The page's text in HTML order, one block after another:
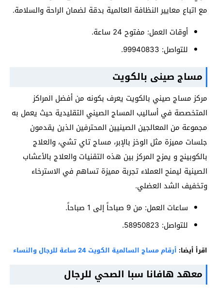
مع اتباع معايير النظافة العالمية بدقة لضمان الراحة والسلامة.
أوقات العمل: مفتوح 24 ساعة.
للتواصل: 99940833.
مساج صينى بالكويت
مركز مساج صيني بالكويت يعرف بكونه من أفضل المراكز
المتخصصة في أساليب المساج الصيني التقليدية حيث يعمل به
مجموعة من المعالجين الصينيين المحترفين الذين يقدمون
جلسات مميزة مثل الوخز بالإبر، مساج تاي تشي، والعلاج
بالكوبينج و يمزج المركز بين هذه التقنيات والعلاج بالأعشاب
الصينية ليمنح العملاء تجربة مميزة تساهم في الاسترخاء
وتخفيف الشد العضلي.
ساعات العمل: من 9 صباحاً إلى 1 صباحاً.
للتواصل: 58950823.
اقرأ أيضا: أرقام مساج السالمية الكويت 24 ساعة للرجال والنساء
معهد هافانا سبا الصحي للرجال